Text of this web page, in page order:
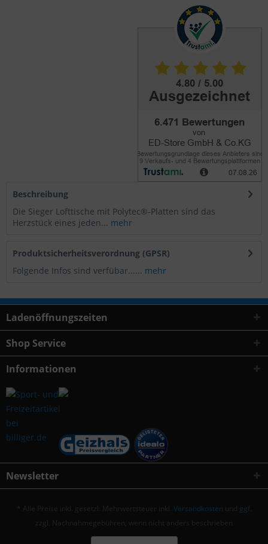
Beschreibung
Die Sieger Lofttische mit Polytec®-Platten sind das
Herzstück eines jeden... mehr
Produktsicherheitsverordnung (GPSR)
Folgende Infos sind verfübar...... mehr
Ladenöffnungszeiten
Shop Service
Informationen
Newsletter
* Alle Preise inkl. gesetzl. Mehrwertsteuer inkl. Versandkosten und ggf.
zzgl. Nachnahmegebühren, wenn nicht anders beschrieben